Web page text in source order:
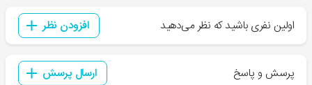
اولین نفری باشید که نظر می‌دهید افزودن نظر
پرسش و پاسخ ارسال پرسش